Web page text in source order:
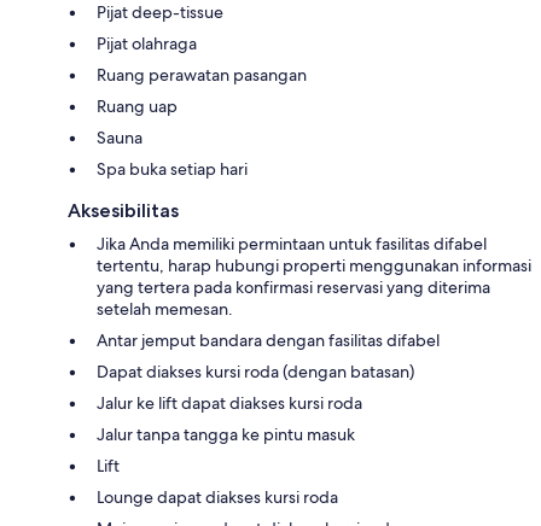
Pijat deep-tissue
Pijat olahraga
Ruang perawatan pasangan
Ruang uap
Sauna
Spa buka setiap hari
Aksesibilitas
Jika Anda memiliki permintaan untuk fasilitas difabel
tertentu, harap hubungi properti menggunakan informasi
yang tertera pada konfirmasi reservasi yang diterima
setelah memesan.
Antar jemput bandara dengan fasilitas difabel
Dapat diakses kursi roda (dengan batasan)
Jalur ke lift dapat diakses kursi roda
Jalur tanpa tangga ke pintu masuk
Lift
Lounge dapat diakses kursi roda